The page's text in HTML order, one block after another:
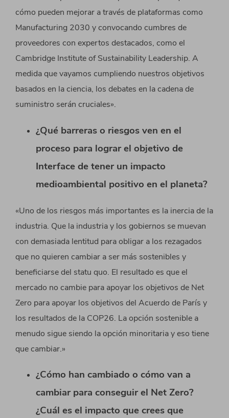
cómo pueden mejorar a través de plataformas como
Manufacturing 2030 y convocando cumbres de
proveedores con expertos destacados, como el
Cambridge Institute of Sustainability Leadership. A
medida que vayamos cumpliendo nuestros objetivos
basados en la ciencia, los debates en la cadena de
suministro serán cruciales».
¿Qué barreras o riesgos ven en el
proceso para lograr el objetivo de
Interface de tener un impacto
medioambiental positivo en el planeta?
«Uno de los riesgos más importantes es la inercia de la
industria. Que la industria y los gobiernos se muevan
con demasiada lentitud para obligar a los rezagados
que no quieren cambiar a ser más sostenibles y
beneficiarse del statu quo. El resultado es que el
mercado no cambie para apoyar los objetivos de Net
Zero para apoyar los objetivos del Acuerdo de París y
los resultados de la COP26. La opción sostenible a
menudo sigue siendo la opción minoritaria y eso tiene
que cambiar.»
¿Cómo han cambiado o cómo van a
cambiar para conseguir el Net Zero?
¿Cuál es el impacto que crees que